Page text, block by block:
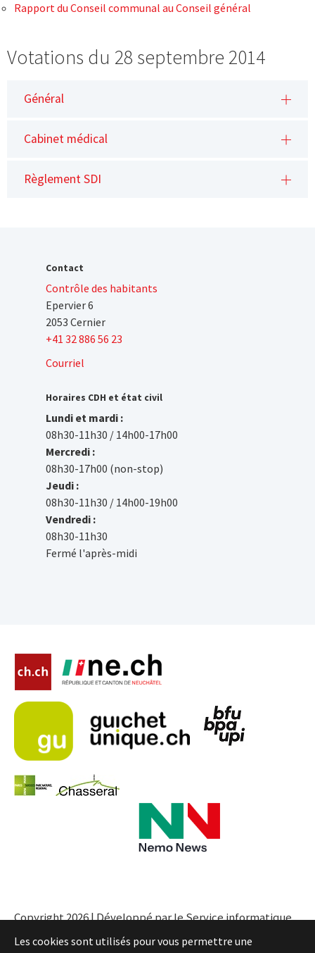
Les cookies sont utilisés pour vous permettre une
Rapport du Conseil communal au Conseil général
Votations du 28 septembre 2014
Général
Cabinet médical
Règlement SDI
Contact
Contrôle des habitants
Epervier 6
2053 Cernier
+41 32 886 56 23
Courriel
Horaires CDH et état civil
Lundi et mardi :
08h30-11h30 / 14h00-17h00
Mercredi :
08h30-17h00 (non-stop)
Jeudi :
08h30-11h30 / 14h00-19h00
Vendredi :
08h30-11h30
Fermé l'après-midi
Copyright 2026 | Développé par le Service informatique
de l'Entité neuchâteloise |